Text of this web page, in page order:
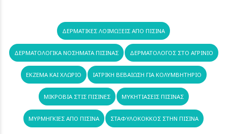
ΔΕΡΜΑΤΙΚΈΣ ΛΟΙΜΏΞΕΙΣ ΑΠΌ ΠΙΣΊΝΑ
ΔΕΡΜΑΤΟΛΟΓΙΚΆ ΝΟΣΉΜΑΤΑ ΠΙΣΊΝΑΣ ΔΕΡΜΑΤΟΛΌΓΟΣ ΣΤΟ ΑΓΡΊΝΙΟ
ΈΚΖΕΜΑ ΚΑΙ ΧΛΏΡΙΟ ΙΑΤΡΙΚΉ ΒΕΒΑΊΩΣΗ ΓΙΑ ΚΟΛΥΜΒΗΤΉΡΙΟ
ΜΙΚΡΌΒΙΑ ΣΤΙΣ ΠΙΣΊΝΕΣ ΜΥΚΗΤΙΆΣΕΙΣ ΠΙΣΊΝΑΣ
ΜΥΡΜΗΓΚΙΈΣ ΑΠΌ ΠΙΣΊΝΑ ΣΤΑΦΥΛΌΚΟΚΚΟΣ ΣΤΗΝ ΠΙΣΊΝΑ